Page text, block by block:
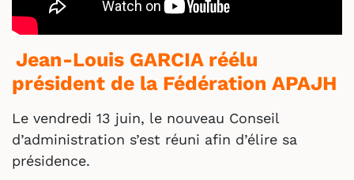
Jean-Louis GARCIA réélu
président de la Fédération APAJH
Le vendredi 13 juin, le nouveau Conseil
d’administration s’est réuni afin d’élire sa
présidence.